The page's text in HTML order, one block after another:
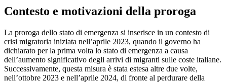
Contesto e motivazioni della proroga
La proroga dello stato di emergenza si inserisce in un contesto di
crisi migratoria iniziata nell’aprile 2023, quando il governo ha
dichiarato per la prima volta lo stato di emergenza a causa
dell’aumento significativo degli arrivi di migranti sulle coste italiane.
Successivamente, questa misura è stata estesa altre due volte,
nell’ottobre 2023 e nell’aprile 2024, di fronte al perdurare della